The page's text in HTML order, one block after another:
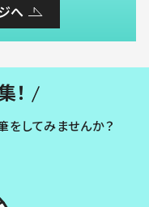
へ
！
をしてみませんか？